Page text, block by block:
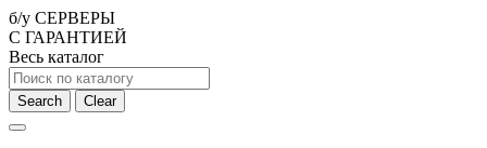
б/у СЕРВЕРЫ
С ГАРАНТИЕЙ
Весь каталог
Search Clear